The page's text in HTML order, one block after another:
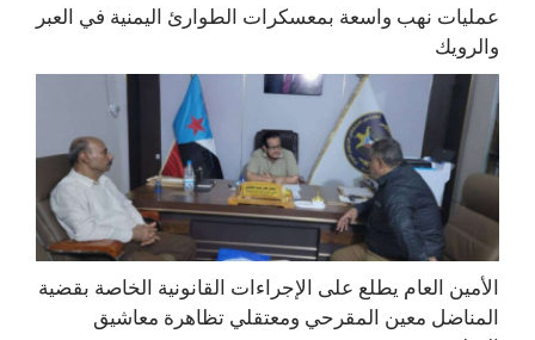
عمليات نهب واسعة بمعسكرات الطوارئ اليمنية في العبر
والرويك
الأمين العام يطلع على الإجراءات القانونية الخاصة بقضية
المناضل معين المقرحي ومعتقلي تظاهرة معاشيق